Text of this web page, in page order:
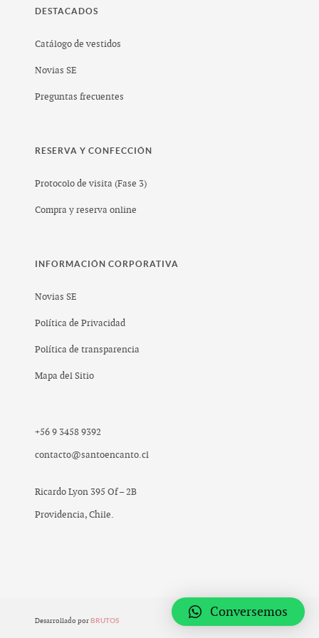
DESTACADOS
Catálogo de vestidos
Novias SE
Preguntas frecuentes
RESERVA Y CONFECCIÓN
Protocolo de visita (Fase 3)
Compra y reserva online
INFORMACIÓN CORPORATIVA
Novias SE
Política de Privacidad
Política de transparencia
Mapa del Sitio
+56 9 3458 9392
contacto@santoencanto.cl
Ricardo Lyon 395 Of – 2B
Providencia, Chile.
Desarrollado porBRUTOS;
Conversemos